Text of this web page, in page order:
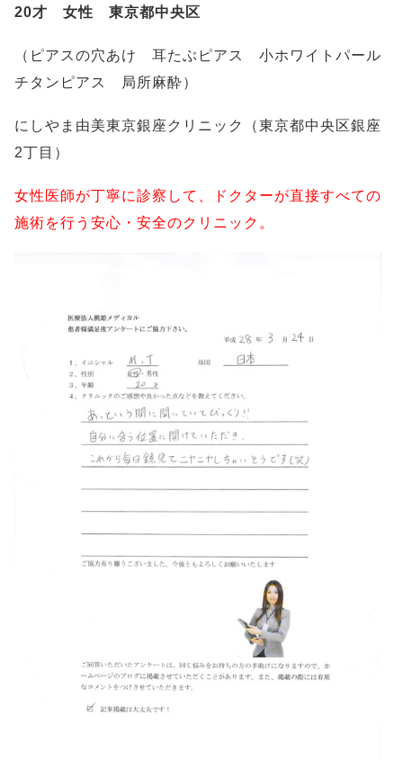
20才 女性 東京都中央区
（ピアスの穴あけ 耳たぶピアス 小ホワイトパール
チタンピアス 局所麻酔）
にしやま由美東京銀座クリニック（東京都中央区銀座
2丁目）
女性医師が丁寧に診察して、ドクターが直接すべての
施術を行う安心・安全のクリニック。